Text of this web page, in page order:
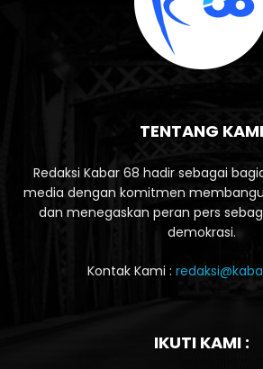
TENTANG KAMI
Redaksi Kabar 68 hadir sebagai
media dengan komitmen
dan menegaskan peran pers
demokrasi.
Kontak Kami :
IKUTI KAMI :